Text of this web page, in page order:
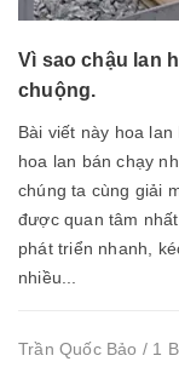
Vì sao chậu lan
chuộng.
Bài viết này hoa
hoa lan bán chạy
chúng ta cùng giải
được quan tâm
phát triển nhanh,
nhiều...
Trần Quốc Bảo / 1